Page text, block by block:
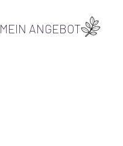
MEIN ANGEBOT